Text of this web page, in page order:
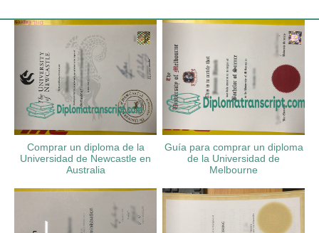
Comprar un diploma de la
Universidad de Newcastle en
Australia
Guía para comprar un diploma
de la Universidad de
Melbourne